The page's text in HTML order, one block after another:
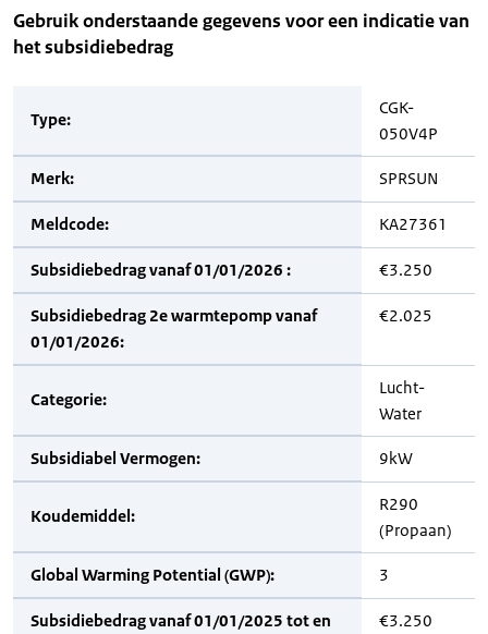
Gebruik onderstaande gegevens voor een indicatie van
het subsidiebedrag
Type:
CGK-
050V4P
Merk: SPRSUN
Meldcode: KA27361
Subsidiebedrag vanaf 01/01/2026 : €3.250
Subsidiebedrag 2e warmtepomp vanaf
01/01/2026:
€2.025
Categorie:
Lucht-
Water
Subsidiabel Vermogen: 9kW
Koudemiddel:
R290
(Propaan)
Global Warming Potential (GWP): 3
Subsidiebedrag vanaf 01/01/2025 tot en
€3.250